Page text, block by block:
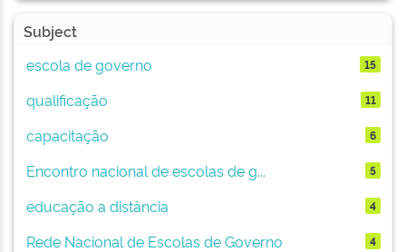
Subject
escola de governo
15
qualificação 11
capacitação 6
Encontro nacional de escolas de g... 5
educação a distância 4
Rede Nacional de Escolas de Governo 4